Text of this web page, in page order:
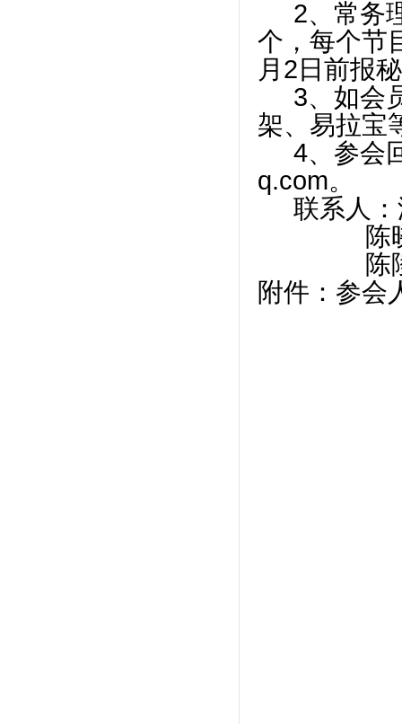
2、常务
个，每个节
月 2 日前报
3、如会
架、易拉宝
4、参会
q.com。
联系人
陈
陈
附件：参会